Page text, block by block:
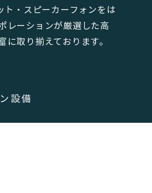
ト・スピーカーフォンをは
レーションが厳選した高
に取り揃えております。
設備